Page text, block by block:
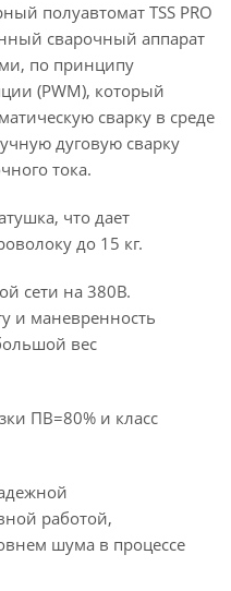
полуавтомат TSS PRO
сварочный аппарат
по принципу
(PWM), который
сварку в среде
дуговую сварку
тока.
что дает
до 15 кг.
сети на 380В.
и маневренность
вес
ПВ=80% и класс
работой,
шума в процессе